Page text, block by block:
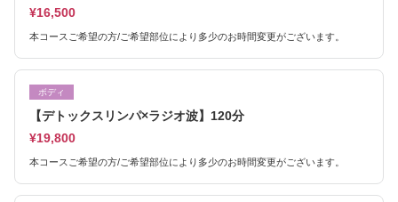
¥16,500
本コースご希望の方/ご希望部位により多少のお時間変更がございます。
ボディ
【デトックスリンパ×ラジオ波】120分
¥19,800
本コースご希望の方/ご希望部位により多少のお時間変更がございます。